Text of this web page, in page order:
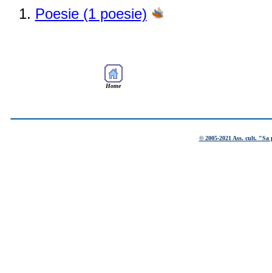
Poesie (1 poesie)
Home
© 2005-2021 Ass. cult. "Sa